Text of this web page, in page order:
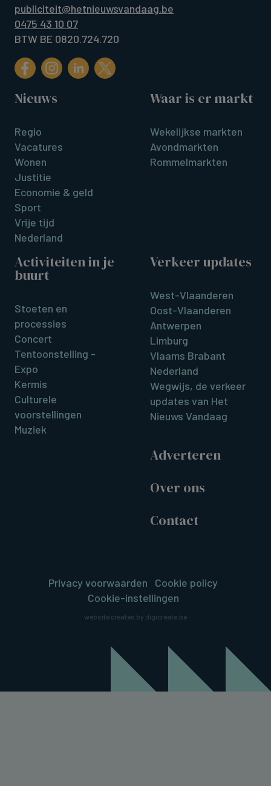
publiciteit@hetnieuwsvandaag.be
0475 43 10 07
BTW BE 0820.724.720
Nieuws
Regio
Vacatures
Wonen
Justitie
Economie & geld
Sport
Vrije tijd
Nederland
Waar is er markt
Wekelijkse markten
Avondmarkten
Rommelmarkten
Activiteiten in je
buurt
Stoeten en
processies
Concert
Tentoonstelling -
Expo
Kermis
Culturele
voorstellingen
Muziek
Verkeer updates
West-Vlaanderen
Oost-Vlaanderen
Antwerpen
Limburg
Vlaams Brabant
Nederland
Wegwijs, de verkeer
updates van Het
Nieuws Vandaag
Adverteren
Over ons
Contact
Privacy voorwaarden
Cookie policy
Cookie-instellingen
website created by digicreate.be